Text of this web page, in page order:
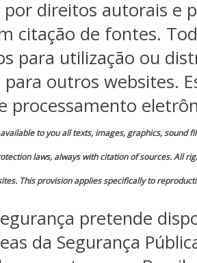
direitos autorais e
citação de fontes.
para utilização ou
para outros websites.
processamento
to you all texts, images, graphics,
laws, always with citation of sources. All
This provision applies specifically to
pretende
da Segurança